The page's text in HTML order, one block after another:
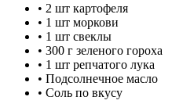
• 2 шт картофеля
• 1 шт моркови
• 1 шт свеклы
• 300 г зеленого гороха
• 1 шт репчатого лука
• Подсолнечное масло
• Соль по вкусу